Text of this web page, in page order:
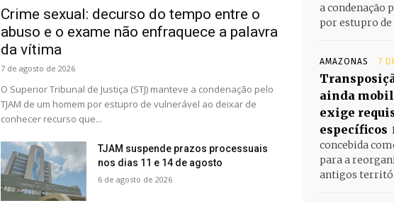
Crime sexual: decurso do tempo entre o
abuso e o exame não enfraquece a palavra
da vítima
7 de agosto de 2026
O Superior Tribunal de Justiça (STJ) manteve a condenação pelo
TJAM de um homem por estupro de vulnerável ao deixar de
conhecer recurso que...
TJAM suspende prazos processuais
nos dias 11 e 14 de agosto
6 de agosto de 2026
a condenação
por estupro de
AMAZONAS 7
ainda
exige
específicos
concebida
para a
antigos